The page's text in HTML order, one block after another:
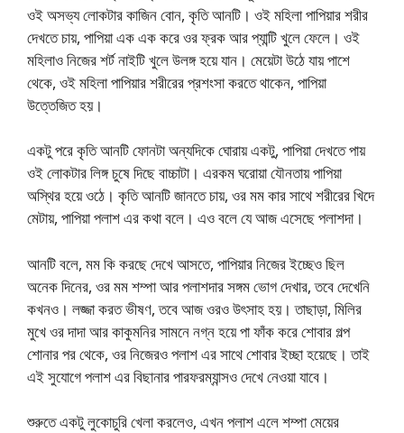
ওই অসভ্য লোকটার কাজিন বোন, কৃতি আনটি। ওই মহিলা পাপিয়ার শরীর
দেখতে চায়, পাপিয়া এক এক করে ওর ফ্রক আর প্যান্টি খুলে ফেলে। ওই
মহিলাও নিজের শর্ট নাইটি খুলে উলঙ্গ হয়ে যান। মেয়েটা উঠে যায় পাশে
থেকে, ওই মহিলা পাপিয়ার শরীরের প্রশংসা করতে থাকেন, পাপিয়া
উত্তেজিত হয়।
একটু পরে কৃতি আনটি ফোনটা অন্যদিকে ঘোরায় একটু, পাপিয়া দেখতে পায়
ওই লোকটার লিঙ্গ চুষে দিছে বাচ্চাটা। এরকম ঘরোয়া যৌনতায় পাপিয়া
অস্থির হয়ে ওঠে। কৃতি আনটি জানতে চায়, ওর মম কার সাথে শরীরের খিদে
মেটায়, পাপিয়া পলাশ এর কথা বলে। এও বলে যে আজ এসেছে পলাশদা।
আনটি বলে, মম কি করছে দেখে আসতে, পাপিয়ার নিজের ইচ্ছেও ছিল
অনেক দিনের, ওর মম শম্পা আর পলাশদার সঙ্গম ভোগ দেখার, তবে দেখেনি
কখনও। লজ্জা করত ভীষণ, তবে আজ ওরও উৎসাহ হয়। তাছাড়া, মিলির
মুখে ওর দাদা আর কাকুমনির সামনে নগ্ন হয়ে পা ফাঁক করে শোবার গল্প
শোনার পর থেকে, ওর নিজেরও পলাশ এর সাথে শোবার ইচ্ছা হয়েছে। তাই
এই সুযোগে পলাশ এর বিছানার পারফরম্যান্সও দেখে নেওয়া যাবে।
শুরুতে একটু লুকোচুরি খেলা করলেও, এখন পলাশ এলে শম্পা মেয়ের